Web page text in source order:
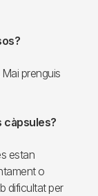
prenguis
càpsules?
estan
o
dificultat per